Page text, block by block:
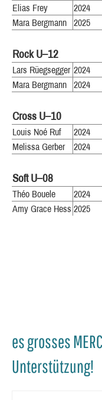
Elias Frey 2024
Mara Bergmann 2025
Rock U–12
Lars Rüegsegger 2024
Mara Bergmann 2024
Cross U–10
Louis Noé Ruf 2024
Melissa Gerber
2024
Soft U–08
Théo Bouele 2024
Amy Grace Hess 2025
es grosses
Unterstützung!